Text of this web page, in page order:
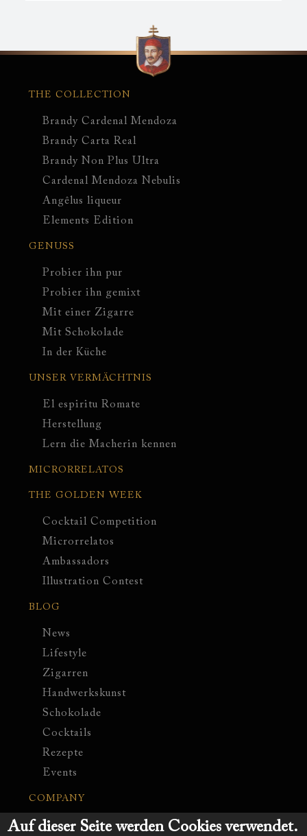
Hauptnavigation
THE COLLECTION
Brandy Cardenal Mendoza
Brandy Carta Real
Brandy Non Plus Ultra
Cardenal Mendoza Nebulis
Angêlus liqueur
Elements Edition
GENUSS
Probier ihn pur
Probier ihn gemixt
Mit einer Zigarre
Mit Schokolade
In der Küche
UNSER VERMÄCHTNIS
El espiritu Romate
Herstellung
Lern die Macherin kennen
MICRORRELATOS
THE GOLDEN WEEK
Cocktail Competition
Microrrelatos
Ambassadors
Illustration Contest
BLOG
News
Lifestyle
Zigarren
Handwerkskunst
Schokolade
Cocktails
Rezepte
Events
COMPANY
Contáctenos
Auf dieser Seite werden Cookies verwendet.